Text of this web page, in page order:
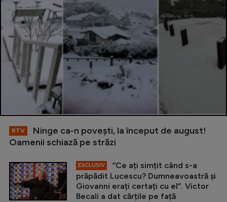
RTV
Ninge ca-n povești, la început de august!
Oamenii schiază pe străzi
EXCLUSIV
”Ce ați simțit când s-a
prăpădit Lucescu? Dumneavoastră și
Giovanni erați certați cu el”. Victor
Becali a dat cărțile pe față